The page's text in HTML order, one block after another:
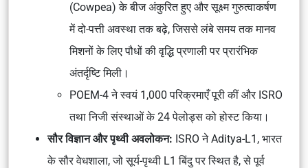
(Cowpea) के बीज अंकुरित हुए और सूक्ष्म गुरुत्वाकर्षण
में दो-पत्ती अवस्था तक बढ़े, जिससे लंबे समय तक मानव
मिशनों के लिए पौधों की वृद्धि प्रणाली पर प्रारंभिक
अंतर्दृष्टि मिली।
POEM-4 ने स्वयं 1,000 परिक्रमाएँ पूरी कीं और ISRO
तथा निजी संस्थाओं के 24 पेलोड्स को होस्ट किया।
सौर विज्ञान और पृथ्वी अवलोकन: ISRO ने Aditya-L1, भारत
के सौर वेधशाला, जो सूर्य-पृथ्वी L1 बिंदु पर स्थित है, से पूर्व